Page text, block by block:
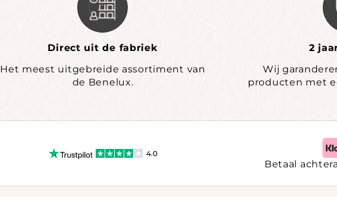
Direct uit de fabriek
Het meest uitgebreide assortiment van
de Benelux.
2
Wij
producten met
4.0
Betaal